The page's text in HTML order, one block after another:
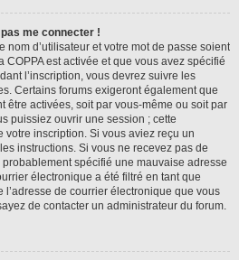
me connecter !
nom d’utilisateur et votre mot de passe soient
est activée et que vous avez spécifié
l’inscription, vous devrez suivre les
Certains forums exigeront également que
être activées, soit par vous-même ou soit par
puissiez ouvrir une session ; cette
votre inscription. Si vous aviez reçu un
instructions. Si vous ne recevez pas de
spécifié une mauvaise adresse
électronique a été filtré en tant que
l’adresse de courrier électronique que vous
de contacter un administrateur du forum.